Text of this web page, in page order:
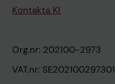
Kontakta KI
Org.nr: 202100-2973
VAT.nr: SE202100297301